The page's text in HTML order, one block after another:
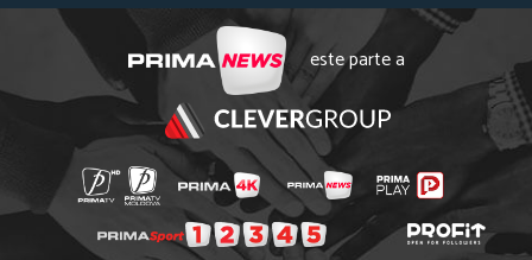
este parte a